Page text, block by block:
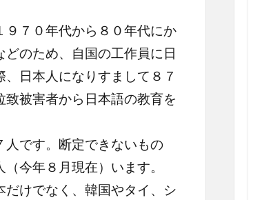
７０年代から８０年代にか
のため、自国の工作員に日
日本人になりすまして８７
被害者から日本語の教育を
です。断定できないもの
今年８月現在）います。
けでなく、韓国やタイ、シ